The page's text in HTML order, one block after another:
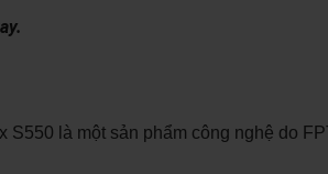
là một sản phẩm công nghệ do